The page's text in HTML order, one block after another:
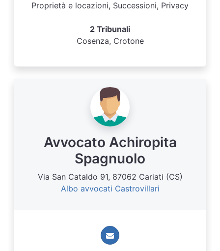
Proprietà e locazioni, Successioni, Privacy
2 Tribunali
Cosenza, Crotone
Avvocato Achiropita
Spagnuolo
Via San Cataldo 91, 87062 Cariati (CS)
Albo avvocati Castrovillari